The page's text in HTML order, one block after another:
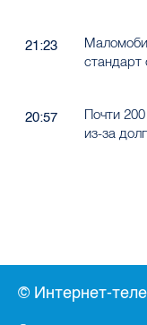
21:23
стандарт
20:57
Почти
из-за
© Интернет-